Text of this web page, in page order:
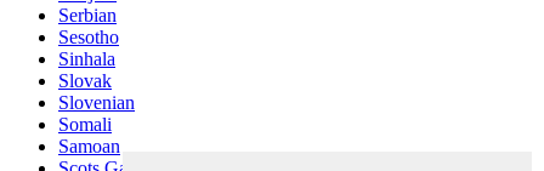
Serbian
Sesotho
Sinhala
Slovak
Slovenian
Somali
Samoan